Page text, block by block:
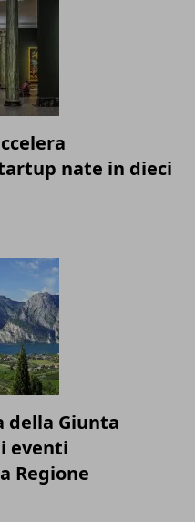
nate in dieci
della Giunta
eventi
Regione